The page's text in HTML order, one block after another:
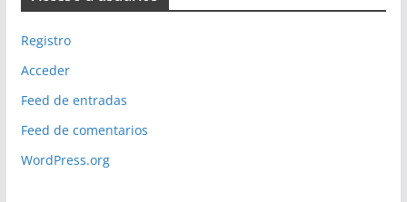
Registro
Acceder
Feed de entradas
Feed de comentarios
WordPress.org